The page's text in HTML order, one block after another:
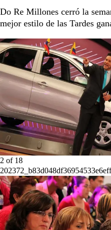
Do Re Millones cerró la
mejor estilo de las Tardes
2 of 18